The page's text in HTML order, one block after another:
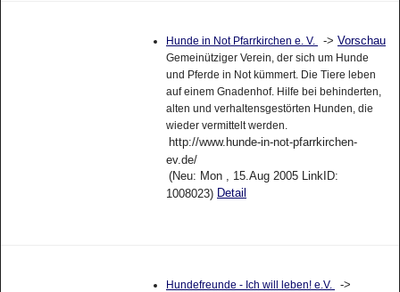
Hunde in Not Pfarrkirchen e. V. -> Vorschau
Gemeinütziger Verein, der sich um Hunde
und Pferde in Not kümmert. Die Tiere leben
auf einem Gnadenhof. Hilfe bei behinderten,
alten und verhaltensgestörten Hunden, die
wieder vermittelt werden.
http://www.hunde-in-not-pfarrkirchen-
ev.de/
(Neu: Mon , 15.Aug 2005 LinkID:
1008023) Detail
Hundefreunde - Ich will leben! e.V.
->